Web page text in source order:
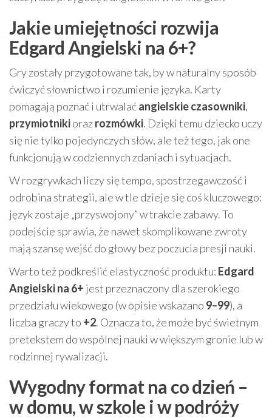
Jakie umiejętności rozwija
Edgard Angielski na 6+?
Gry zostały przygotowane tak, by w naturalny sposób
ćwiczyć słownictwo i rozumienie języka. Karty
pomagają poznać i utrwalaćangielskie czasowniki,
przymiotnikiorazrozmówki. Dzięki temu dziecko uczy
się nie tylko pojedynczych słów, ale też tego, jak one
funkcjonują w codziennych zdaniach i sytuacjach.
W rozgrywkach liczy się tempo, spostrzegawczość i
odrobina strategii, ale w tle dzieje się coś kluczowego:
język zostaje „przyswojony” w trakcie zabawy. To
podejście sprawia, że nawet skomplikowane zwroty
mają szansę wejść do głowy bez poczucia presji nauki.
Warto też podkreślić elastyczność produktu: Edgard
Angielski na 6+ jest przeznaczony dla szerokiego
przedziału wiekowego (w opisie wskazano 9–99), a
liczba graczy to +2. Oznacza to, że może być świetnym
pretekstem do wspólnej nauki w większym gronie lub w
rodzinnej rywalizacji.
Wygodny format na co dzień –
w domu, w szkole i w podróży